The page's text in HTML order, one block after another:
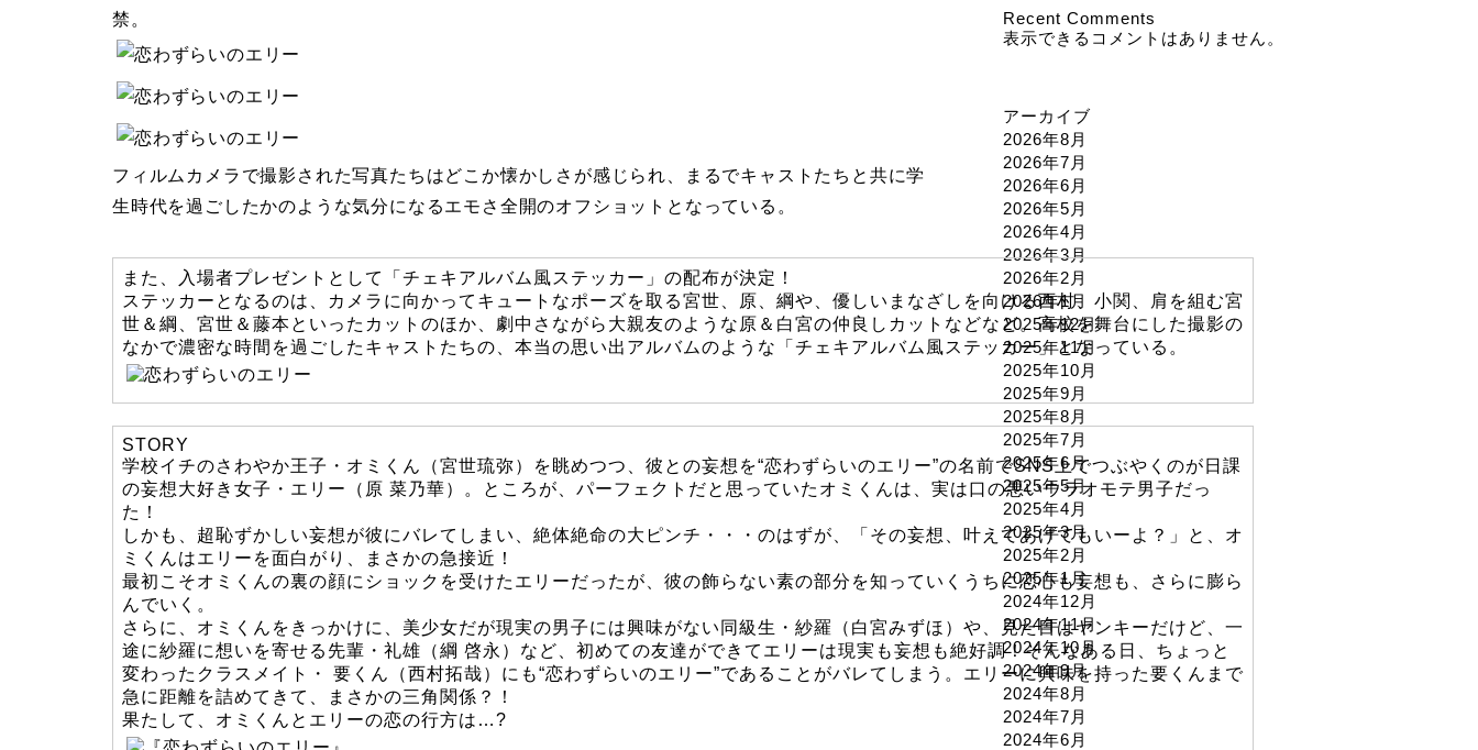
禁。
フィルムカメラで撮影された写真たちはどこか懐かしさが感じられ、まるでキャストたちと共に学
生時代を過ごしたかのような気分になるエモさ全開のオフショットとなっている。
また、入場者プレゼントとして「チェキアルバム風ステッカー」の配布が決定！
ステッカーとなるのは、カメラに向かってキュートなポーズを取る宮世、原、綱や、優しいまなざしを向ける西村、小関、肩を組む宮
世＆綱、宮世＆藤本といったカットのほか、劇中さながら大親友のような原＆白宮の仲良しカットなどなど。高校を舞台にした撮影の
なかで濃密な時間を過ごしたキャストたちの、本当の思い出アルバムのような「チェキアルバム風ステッカー」となっている。
STORY
学校イチのさわやか王子・オミくん（宮世琉弥）を眺めつつ、彼との妄想を“恋わずらいのエリー”の名前でSNS上でつぶやくのが日課
の妄想大好き女子・エリー（原 菜乃華）。ところが、パーフェクトだと思っていたオミくんは、実は口の悪いウラオモテ男子だっ
た！
しかも、超恥ずかしい妄想が彼にバレてしまい、絶体絶命の大ピンチ・・・のはずが、「その妄想、叶えてあげてもいーよ？」と、オ
ミくんはエリーを面白がり、まさかの急接近！
最初こそオミくんの裏の顔にショックを受けたエリーだったが、彼の飾らない素の部分を知っていくうちに恋心も妄想も、さらに膨ら
んでいく。
さらに、オミくんをきっかけに、美少女だが現実の男子には興味がない同級生・紗羅（白宮みずほ）や、見た目はヤンキーだけど、一
途に紗羅に想いを寄せる先輩・礼雄（綱 啓永）など、初めての友達ができてエリーは現実も妄想も絶好調！そんなある日、ちょっと
変わったクラスメイト・ 要くん（西村拓哉）にも“恋わずらいのエリー”であることがバレてしまう。エリーに興味を持った要くんまで
急に距離を詰めてきて、まさかの三角関係？！
果たして、オミくんとエリーの恋の行方は…?
Recent Comments
表示できるコメントはありません。
アーカイブ
2026年8月
2026年7月
2026年6月
2026年5月
2026年4月
2026年3月
2026年2月
2026年1月
2025年12月
2025年11月
2025年10月
2025年9月
2025年8月
2025年7月
2025年6月
2025年5月
2025年4月
2025年3月
2025年2月
2025年1月
2024年12月
2024年11月
2024年10月
2024年9月
2024年8月
2024年7月
2024年6月